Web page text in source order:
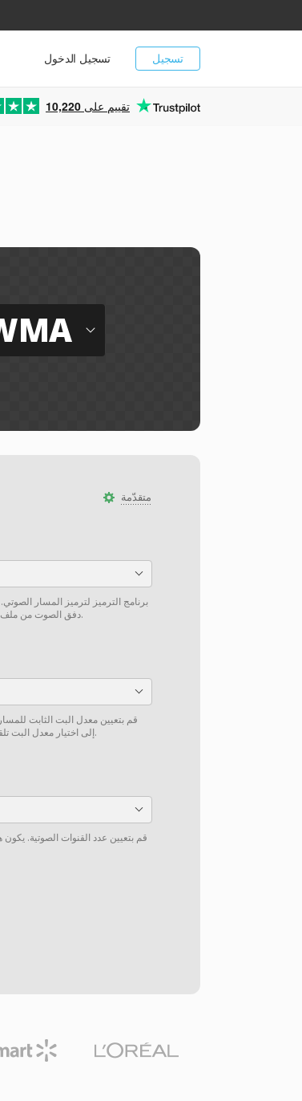
تسجيل تسجيل الدخول
10,220 تقييم على
متقدّمة
برنامج الترميز لترميز المسار
دفق الصوت من ملف الإدخال إلى الإخراج دون إعادة ترميز إن أمكن.
قم بتعيين معدل البت الثابت
إلى اختيار معدل البت تلقائياً لتحقيق جودة لائقة بناءً على مصدر الصوت.
قم بتعيين عدد القنوات الصوتية. يكون